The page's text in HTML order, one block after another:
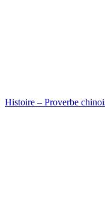
Histoire – Proverbe